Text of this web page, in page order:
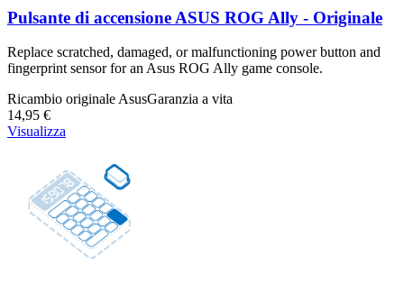
Pulsante di accensione ASUS ROG Ally - Originale
Replace scratched, damaged, or malfunctioning power button and
fingerprint sensor for an Asus ROG Ally game console.
Ricambio originale AsusGaranzia a vita
14,95 €
Visualizza